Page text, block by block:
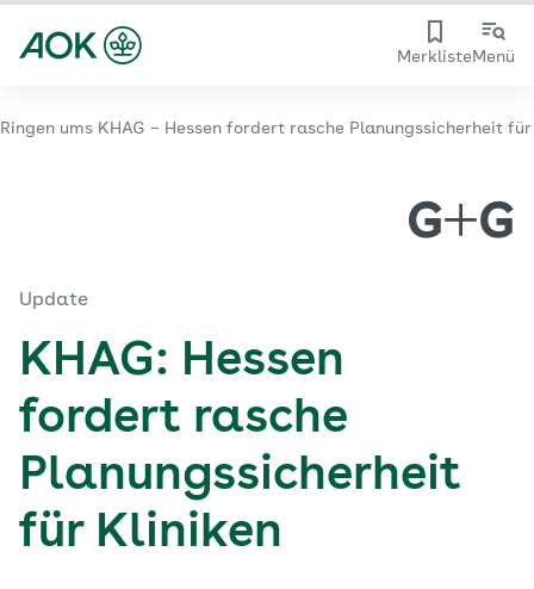
MerklisteMenü
Ringen ums KHAG – Hessen fordert rasche Planungssicherheit
Update
KHAG: Hessen
fordert rasche
Planungssicherheit
für Kliniken